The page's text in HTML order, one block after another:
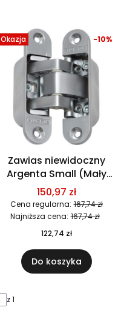
Okazja
Zawias niewidoczny
Argenta Small (Mały
95mm x 23mm) 1 szt.
150,97 zł
Cena regularna: 167,74 zł
-10%
Najniższa cena: 167,74 zł
122,74 zł
Do koszyka
z 1